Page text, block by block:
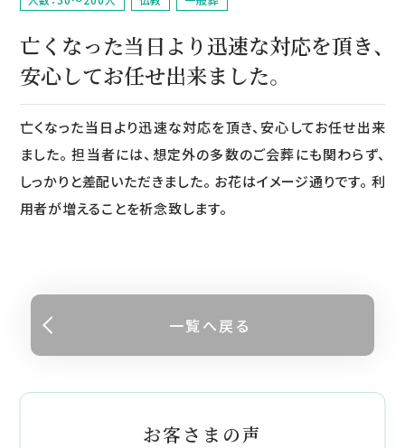
亡くなった当日より迅速な対応を頂き、
安心してお任せ出来ました。
亡くなった当日より迅速な対応を頂き、安心してお任せ出来
ました。 担当者には、想定外の多数のご会葬にも関わらず、
しっかりと差配いただきました。 お花はイメージ通りです。 利
用者が増えることを祈念致します。
一覧へ戻る
お客さまの声